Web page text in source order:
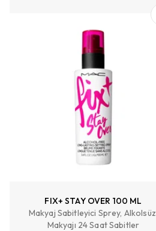
FIX+ STAY OVER 100 ML
Makyaj Sabitleyici Sprey, Alkolsüz,
Makyajı 24 Saat Sabitler